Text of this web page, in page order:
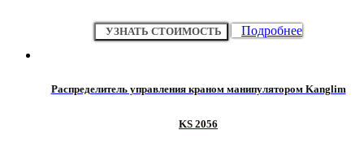
УЗНАТЬ СТОИМОСТЬ Подробнее
Распределитель управления краном манипулятором Kanglim
KS 2056